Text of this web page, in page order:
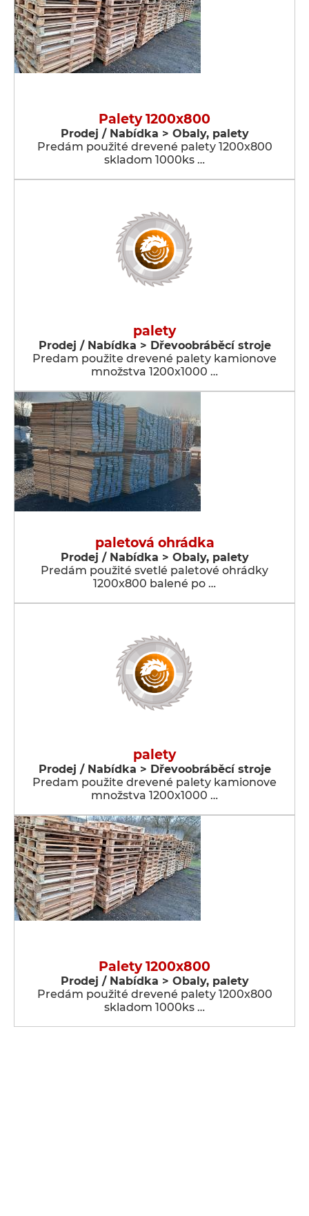
Palety 1200x800
Prodej / Nabídka > Obaly, palety
Predám použité drevené palety 1200x800
skladom 1000ks …
palety
Prodej / Nabídka > Dřevoobráběcí stroje
Predam použite drevené palety kamionove
množstva 1200x1000 …
paletová ohrádka
Prodej / Nabídka > Obaly, palety
Predám použité svetlé paletové ohrádky
1200x800 balené po …
palety
Prodej / Nabídka > Dřevoobráběcí stroje
Predam použite drevené palety kamionove
množstva 1200x1000 …
Palety 1200x800
Prodej / Nabídka > Obaly, palety
Predám použité drevené palety 1200x800
skladom 1000ks …